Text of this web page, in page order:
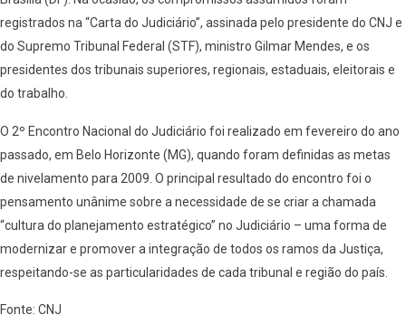
registrados na “Carta do Judiciário”, assinada pelo presidente do CNJ e
do Supremo Tribunal Federal (STF), ministro Gilmar Mendes, e os
presidentes dos tribunais superiores, regionais, estaduais, eleitorais e
do trabalho.
O 2º Encontro Nacional do Judiciário foi realizado em fevereiro do ano
passado, em Belo Horizonte (MG), quando foram definidas as metas
de nivelamento para 2009. O principal resultado do encontro foi o
pensamento unânime sobre a necessidade de se criar a chamada
“cultura do planejamento estratégico” no Judiciário – uma forma de
modernizar e promover a integração de todos os ramos da Justiça,
respeitando-se as particularidades de cada tribunal e região do país.
Fonte: CNJ